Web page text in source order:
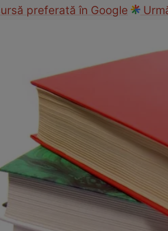
preferată în Google